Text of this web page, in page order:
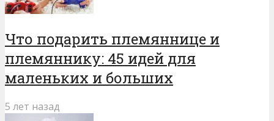
Что подарить племяннице и
племяннику: 45 идей для
маленьких и больших
5 лет назад